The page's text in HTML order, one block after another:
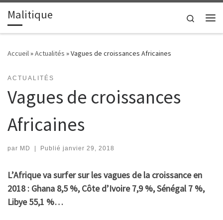
Passer au contenu
Malitique
Search
Accueil»Actualités »Vagues de croissances Africaines
ACTUALITÉS
Vagues de croissances
Africaines
par MD | Publié janvier 29, 2018
L’Afrique va surfer sur les vagues de la croissance en
2018 : Ghana 8,5 %, Côte d’Ivoire 7,9 %, Sénégal 7 %,
Libye 55,1 %…